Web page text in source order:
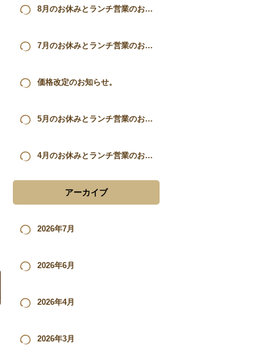
8月のお休みとランチ営業のお知らせ。
7月のお休みとランチ営業のお知らせ。
価格改定のお知らせ。
5月のお休みとランチ営業のお知らせ。
4月のお休みとランチ営業のお知らせ。
アーカイブ
2026年7月
2026年6月
2026年4月
2026年3月